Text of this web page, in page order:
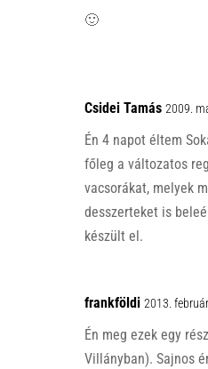
🙂
Csidei Tamás 2009.
Én 4 napot éltem
főleg a változatos
vacsorákat, melyek
desszerteket is
készült el.
frankföldi 2013.
Én meg ezek egy
Villányban). Sajnos